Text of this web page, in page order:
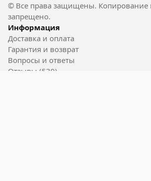
© Все права защищены. Копирование
запрещено.
Информация
Доставка и оплата
Гарантия и возврат
Вопросы и ответы
Отзывы (539)